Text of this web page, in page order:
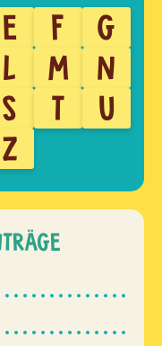
E F
G
L M
N
S T
U
Z